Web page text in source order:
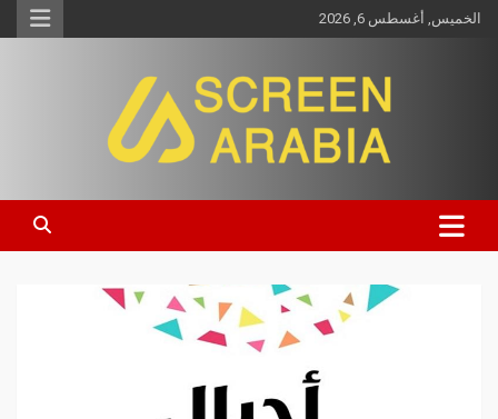
الخميس, أغسطس 6, 2026
Screen Arabia